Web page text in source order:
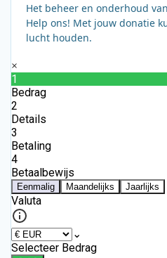
Het beheer en onderhoud
Help ons! Met jouw donatie
lucht houden.